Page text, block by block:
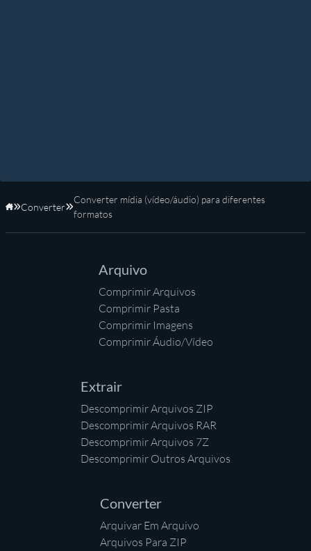
Início
Converter
Converter mídia (vídeo/áudio) para diferentes
formatos
Arquivo
Comprimir Arquivos
Comprimir Pasta
Comprimir Imagens
Comprimir Áudio/Vídeo
Extrair
Descomprimir Arquivos ZIP
Descomprimir Arquivos RAR
Descomprimir Arquivos 7Z
Descomprimir Outros Arquivos
Converter
Arquivar Em Arquivo
Arquivos Para ZIP